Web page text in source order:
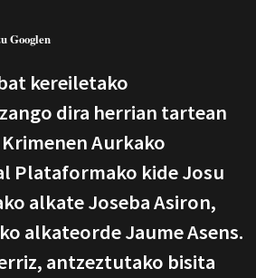
Googlen
kereiletako
dira herrian tartean
Aurkako
Plataformako kide Josu
alkate Joseba Asiron,
alkateorde Jaume Asens.
antzeztutako bisita